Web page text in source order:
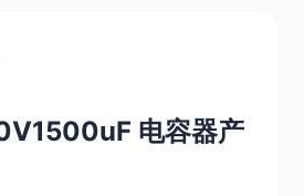
电容器产